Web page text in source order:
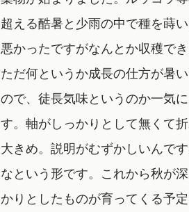
超える酷暑と少雨の中で種を蒔
悪かったですがなんとか収穫でき
ただ何というか成長の仕方が暑
ので、徒長気味というのか一気
す。軸がしっかりとして無くて
大きめ。説明がむずかしいんで
なという形です。これから秋が
かりとしたものが育ってくる予